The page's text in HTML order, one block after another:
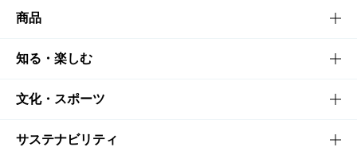
商品
商品TOP
商品一覧
商品発売情報
知る・楽しむ
知る・楽しむTOP
キャンペーン
文化・スポーツ
文化・スポーツTOP
サステナビリティ